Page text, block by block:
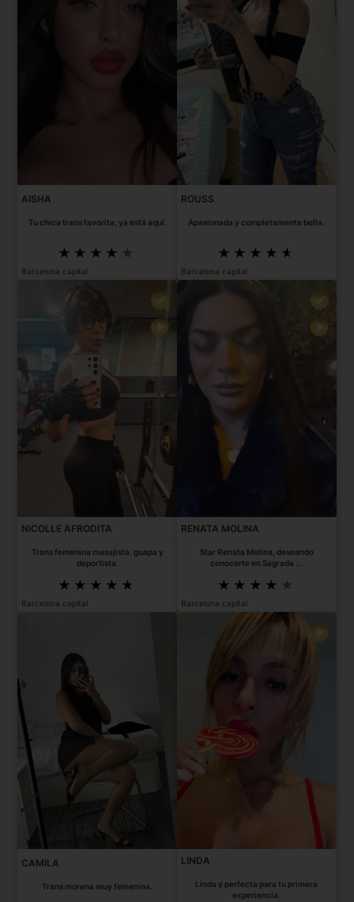
AISHA
Tu chica trans favorita, ya está aquí.
Barcelona capital
ROUSS
Apasionada y completamente bella.
Barcelona capital
NICOLLE AFRODITA
Trans femenina masajista, guapa y
deportista.
Barcelona capital
RENATA MOLINA
Star Renata Molina, deseando
conocerte en Sagrada ...
Barcelona capital
CAMILA
Trans morena muy femenina.
LINDA
Linda y perfecta para tu primera
experiencia.